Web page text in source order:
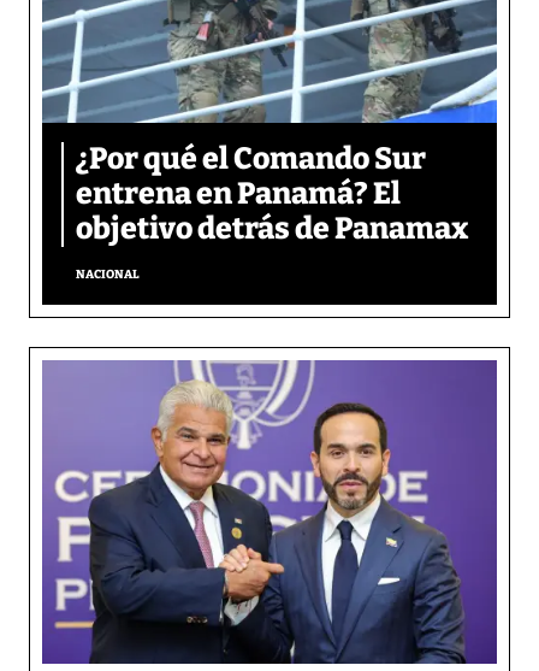
¿Por qué el Comando Sur
entrena en Panamá? El
objetivo detrás de Panamax
NACIONAL